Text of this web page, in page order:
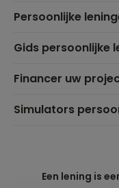
Persoonlijke
Gids persoonlijke
Financer uw
Simulators
Een lening is